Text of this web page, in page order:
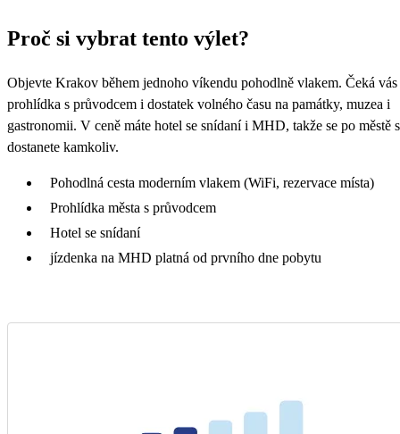
24 25 26 27
31
Proč si vybrat tento výlet?
Objevte Krakov během jednoho víkendu pohodlně vlakem. Čeká vás
prohlídka s průvodcem i dostatek volného času na památky, muzea i
gastronomii. V ceně máte hotel se snídaní i MHD, takže se po městě
dostanete kamkoliv.
Pohodlná cesta moderním vlakem (WiFi, rezervace místa)
Prohlídka města s průvodcem
Hotel se snídaní
jízdenka na MHD platná od prvního dne pobytu